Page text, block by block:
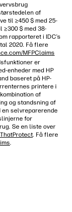
af
til ≥450 $ med 25-
≥300 $ med 38-
rapporteret i IDC’s
2020. Få flere
MFPClaims
er
enheder med HP
baseret på HP-
printere i
af
og standsning af
en selvreparerende
for
Se en liste over
. Få flere
.